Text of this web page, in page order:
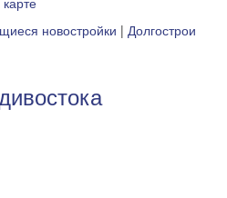
новостройки | Долгострои